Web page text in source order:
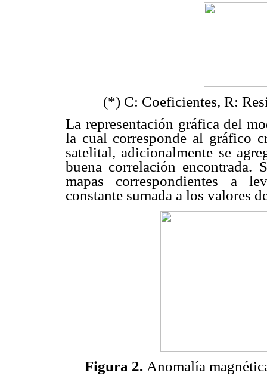
(*) C: Coeficientes, R:
La representación gráfica del
la cual corresponde al gráfico
satelital, adicionalmente se
buena correlación encontrada.
mapas correspondientes a
constante sumada a los valores
Figura 2. Anomalía